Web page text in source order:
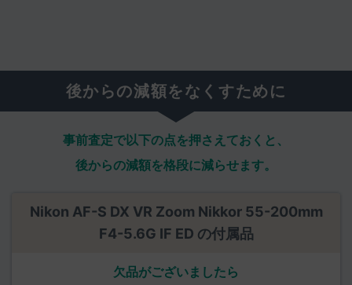
後からの減額をなくすために
事前査定で以下の点を押さえておくと、
後からの減額を格段に減らせます。
Nikon AF-S DX VR Zoom Nikkor 55-200mm
F4-5.6G IF ED の付属品
欠品がございましたら